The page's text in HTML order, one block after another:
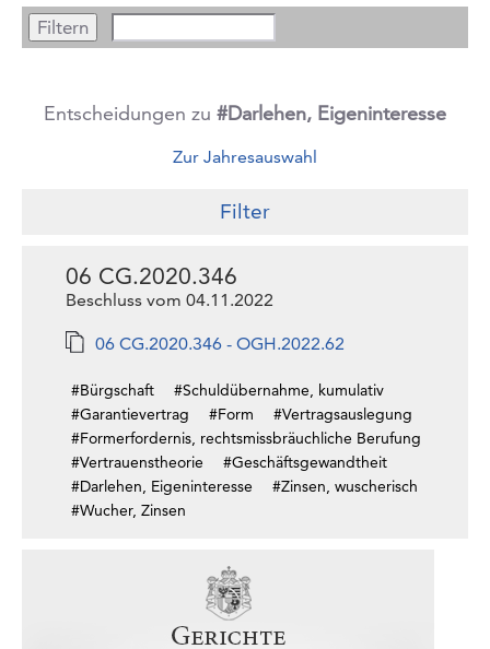
Entscheidungen zu #Darlehen, Eigeninteresse
Zur Jahresauswahl
Filter
06 CG.2020.346
Beschluss vom 04.11.2022
06 CG.2020.346 - OGH.2022.62
#Bürgschaft
#Schuldübernahme, kumulativ
#Garantievertrag
#Form
#Vertragsauslegung
#Formerfordernis, rechtsmissbräuchliche Berufung
#Vertrauenstheorie
#Geschäftsgewandtheit
#Darlehen, Eigeninteresse
#Zinsen, wuscherisch
#Wucher, Zinsen